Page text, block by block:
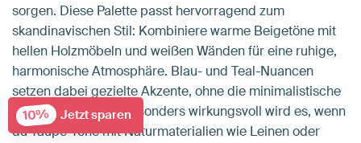
sorgen. Diese Palette passt hervorragend zum
skandinavischen Stil: Kombiniere warme Beigetöne mit
hellen Holzmöbeln und weißen Wänden für eine ruhige,
harmonische Atmosphäre. Blau- und Teal-Nuancen
setzen dabei gezielte Akzente, ohne die minimalistische
Klarheit zu stören. Besonders wirkungsvoll wird es, wenn
du Taupe-Töne mit Naturmaterialien wie Leinen oder
10% Jetzt sparen